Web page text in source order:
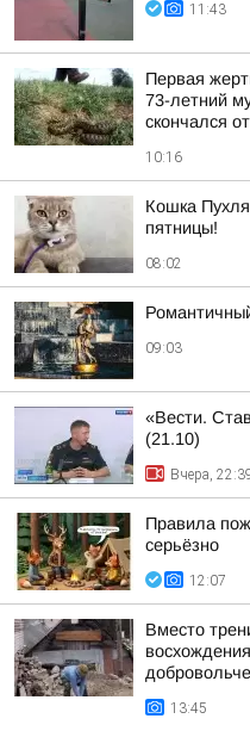
11:43
Первая
73-летний
скончался
10:16
Кошка
пятницы!
08:02
09:03
«Вести.
(21.10)
Вчера,
Правила
серьёзно
12:07
Вместо
13:45